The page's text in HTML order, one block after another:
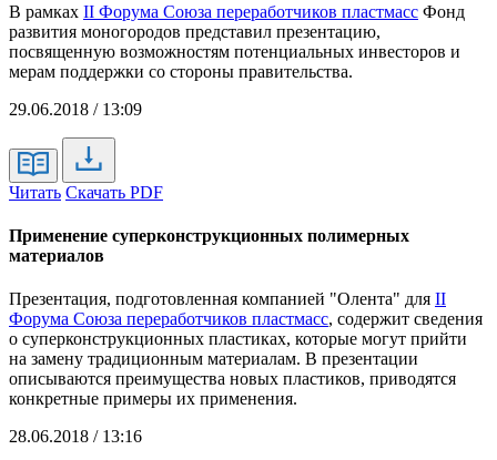
В рамках II Форума Союза переработчиков пластмасс Фонд
развития моногородов представил презентацию,
посвященную возможностям потенциальных инвесторов и
мерам поддержки со стороны правительства.
29.06.2018 / 13:09
Читать Скачать PDF
Применение суперконструкционных полимерных
материалов
Презентация, подготовленная компанией "Олента" для II
Форума Союза переработчиков пластмасс, содержит сведения
о суперконструкционных пластиках, которые могут прийти
на замену традиционным материалам. В презентации
описываются преимущества новых пластиков, приводятся
конкретные примеры их применения.
28.06.2018 / 13:16